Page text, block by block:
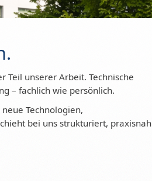
Teil unserer Arbeit. Technische
– fachlich wie persönlich.
Technologien,
bei uns strukturiert, praxisnah